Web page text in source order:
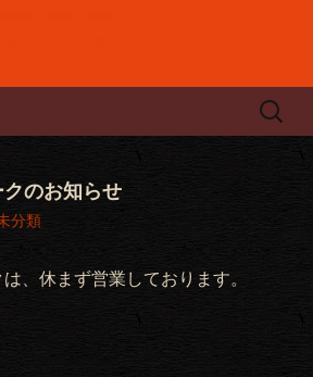
検
のお知らせ
分類
、休まず営業しております。